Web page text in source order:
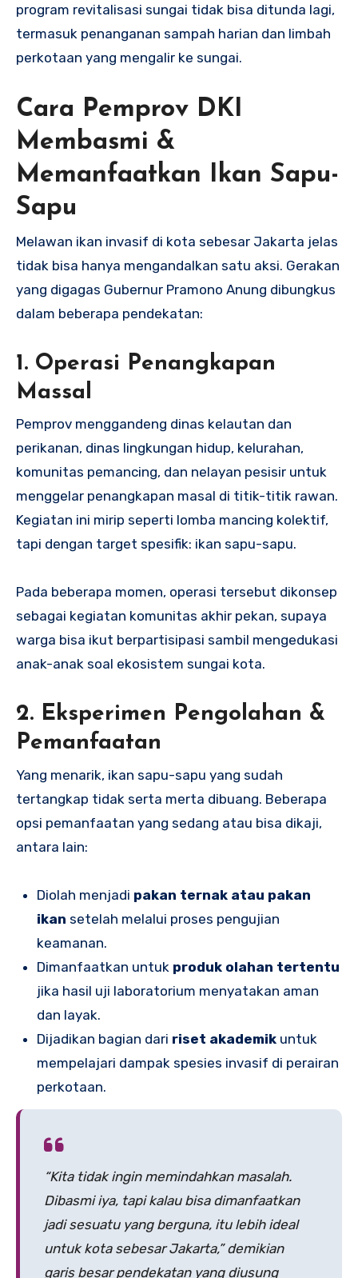
program revitalisasi sungai tidak bisa ditunda lagi,
termasuk penanganan sampah harian dan limbah
perkotaan yang mengalir ke sungai.
Cara Pemprov DKI
Membasmi &
Memanfaatkan Ikan Sapu-
Sapu
Melawan ikan invasif di kota sebesar Jakarta jelas
tidak bisa hanya mengandalkan satu aksi. Gerakan
yang digagas Gubernur Pramono Anung dibungkus
dalam beberapa pendekatan:
1. Operasi Penangkapan
Massal
Pemprov menggandeng dinas kelautan dan
perikanan, dinas lingkungan hidup, kelurahan,
komunitas pemancing, dan nelayan pesisir untuk
menggelar penangkapan masal di titik-titik rawan.
Kegiatan ini mirip seperti lomba mancing kolektif,
tapi dengan target spesifik: ikan sapu-sapu.
Pada beberapa momen, operasi tersebut dikonsep
sebagai kegiatan komunitas akhir pekan, supaya
warga bisa ikut berpartisipasi sambil mengedukasi
anak-anak soal ekosistem sungai kota.
2. Eksperimen Pengolahan &
Pemanfaatan
Yang menarik, ikan sapu-sapu yang sudah
tertangkap tidak serta merta dibuang. Beberapa
opsi pemanfaatan yang sedang atau bisa dikaji,
antara lain:
Diolah menjadi pakan ternak atau pakan
ikan setelah melalui proses pengujian
keamanan.
Dimanfaatkan untuk produk olahan tertentu
jika hasil uji laboratorium menyatakan aman
dan layak.
Dijadikan bagian dari riset akademikuntuk
mempelajari dampak spesies invasif di perairan
perkotaan.
“Kita tidak ingin memindahkan masalah.
Dibasmi iya, tapi kalau bisa dimanfaatkan
jadi sesuatu yang berguna, itu lebih ideal
untuk kota sebesar Jakarta,” demikian
garis besar pendekatan yang diusung